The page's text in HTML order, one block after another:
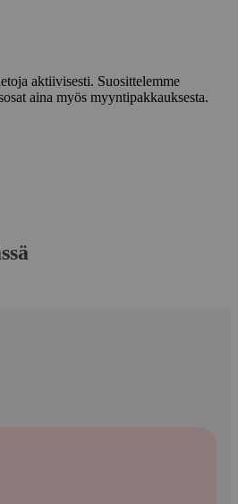
aktiivisesti. Suosittelemme
aina myös myyntipakkauksesta.